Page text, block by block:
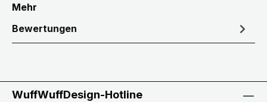
Mehr
Bewertungen
WuffWuffDesign-Hotline